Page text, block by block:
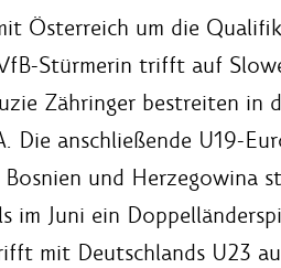
Österreich um die
Stürmerin trifft auf
Zähringer bestreiten in
Die anschließende U19-
und Herzegowina
im Juni ein
mit Deutschlands U23